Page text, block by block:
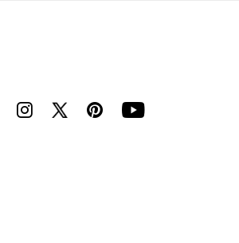
i p y